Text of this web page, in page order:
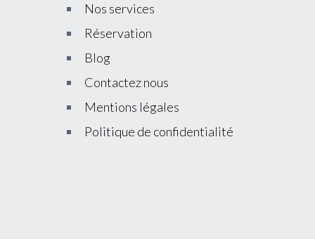
Nos services
Réservation
Blog
Contactez nous
Mentions légales
Politique de confidentialité